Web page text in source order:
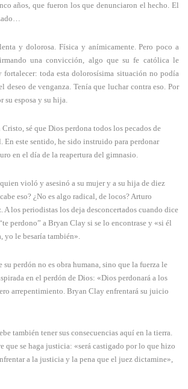
años, que fueron los que denunciaron el hecho. El
y dolorosa. Física y anímicamente. Pero poco a
una convicción, algo que su fe católica le
fortalecer: toda esta dolorosísima situación no podía
de venganza. Tenía que luchar contra eso. Por
su esposa y su hija.
sé que Dios perdona todos los pecados de
En este sentido, he sido instruido para perdonar
en el día de la reapertura del gimnasio.
violó y asesinó a su mujer y a su hija de diez
eso? ¿No es algo radical, de locos? Arturo
A los periodistas los deja desconcertados cuando dice
perdono” a Bryan Clay si se lo encontrase y «si él
yo le besaría también».
su perdón no es obra humana, sino que la fuerza le
en el perdón de Dios: «Dios perdonará a los
arrepentimiento. Bryan Clay enfrentará su juicio
también tener sus consecuencias aquí en la tierra.
que se haga justicia: «será castigado por lo que hizo
a la justicia y la pena que el juez dictamine»,